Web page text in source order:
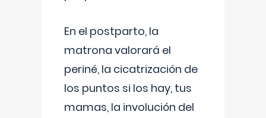
En el postparto, la
matrona valorará el
periné, la cicatrización de
los puntos si los hay, tus
mamas, la involución del